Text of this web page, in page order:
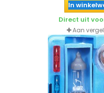
In
Direct uit
Aan